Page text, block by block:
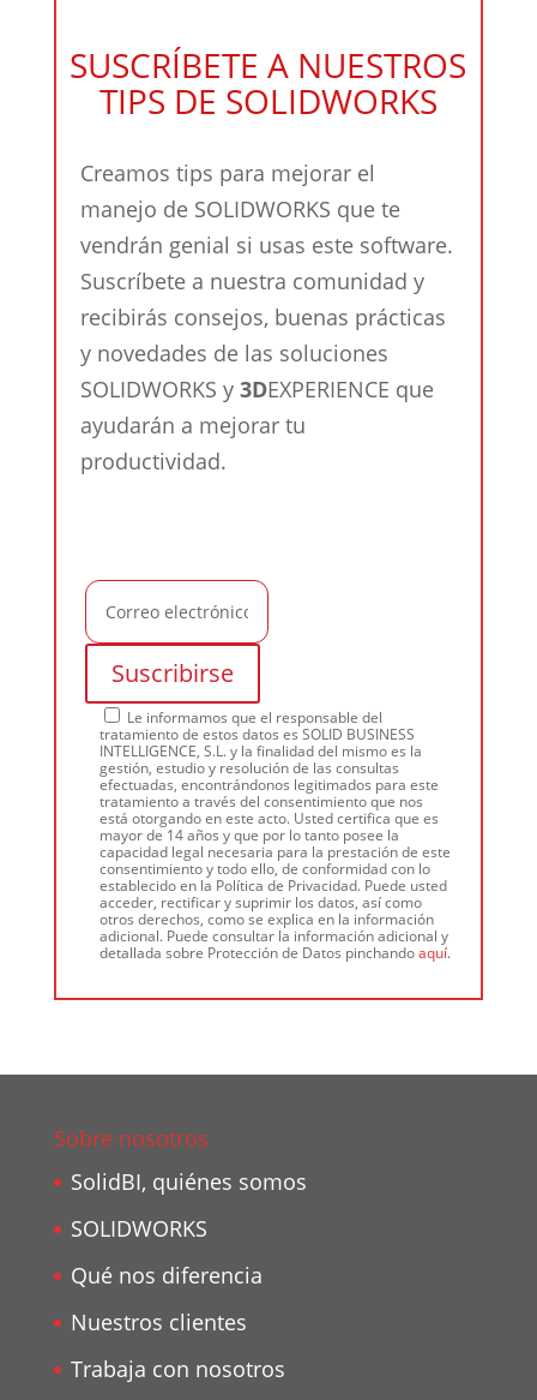
SUSCRÍBETE A NUESTROS
TIPS DE SOLIDWORKS
Creamos tips para mejorar el
manejo de SOLIDWORKS que te
vendrán genial si usas este software.
Suscríbete a nuestra comunidad y
recibirás consejos, buenas prácticas
y novedades de las soluciones
SOLIDWORKS y3DEXPERIENCE que
ayudarán a mejorar tu
productividad.
Le informamos que el responsable del
tratamiento de estos datos es SOLID BUSINESS
INTELLIGENCE, S.L. y la finalidad del mismo es la
gestión, estudio y resolución de las consultas
efectuadas, encontrándonos legitimados para este
tratamiento a través del consentimiento que nos
está otorgando en este acto. Usted certifica que es
mayor de 14 años y que por lo tanto posee la
capacidad legal necesaria para la prestación de este
consentimiento y todo ello, de conformidad con lo
establecido en la Política de Privacidad. Puede usted
acceder, rectificar y suprimir los datos, así como
otros derechos, como se explica en la información
adicional. Puede consultar la información adicional y
detallada sobre Protección de Datos pinchandoaquí.
Sobre nosotros
SolidBI, quiénes somos
SOLIDWORKS
Qué nos diferencia
Nuestros clientes
Trabaja con nosotros